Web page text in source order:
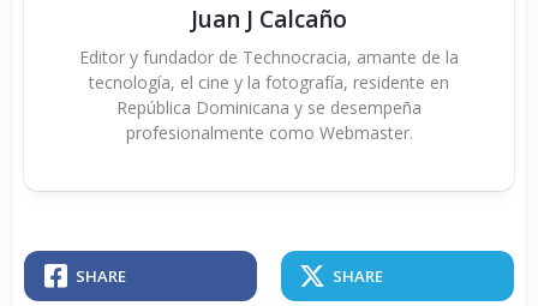
Juan J Calcaño
Editor y fundador de Technocracia, amante de la
tecnología, el cine y la fotografía, residente en
República Dominicana y se desempeña
profesionalmente como Webmaster.
SHARE SHARE